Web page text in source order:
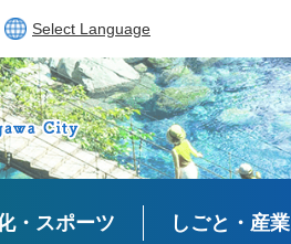
Select Language
・スポーツ しごと・産業